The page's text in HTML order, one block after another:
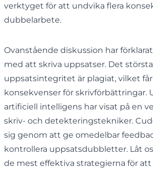
verktyget för att undvika flera
dubbelarbete.
Ovanstående diskussion har
med att skriva uppsatser. Det
uppsatsintegritet är plagiat, vilket får
konsekvenser för skrivförbättringar.
artificiell intelligens har visat på en
skriv- och detekteringstekniker.
sig genom att ge omedelbar
kontrollera uppsatsdubbletter. Låt
de mest effektiva strategierna för att